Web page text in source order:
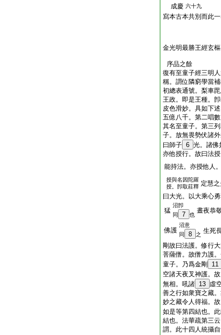
成慶 六十九
寫本古本共別而此
金光明最勝王經玄
序品之餘
復有至童子經三明
稱。謂位隣窮學當
初總表通號。梨車
王政。即是王種。
皮色滑妙。具如下述
五億八千。第二唱數
其名至童子。第三
子。放無畏勢伏諸
曰師子 6 光。諸佛
亦他授行。故曰法
能持法。亦授他人
授與名因陀羅
授。卽取莊釋 定慧
曰大光。以大乘心
猛
沼卽
同
7 也
晝夜恭
佛護
沼意
同
8 之 生死
剛故曰法護。修行
菩薩僧。故僧力護
童子。乃爲金剛
11
空諸天夜叉神護。
無相。吼諸 13 虛
善之行如衆寶之藏
妙之藏令人得福。
如是等第四結也。
結也。法華疏第三
謂。此十四人統攝